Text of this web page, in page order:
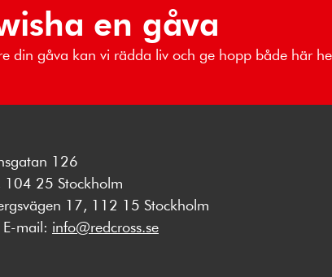
en gåva
din gåva kan vi rädda liv och ge hopp både här
126
104 25 Stockholm
17, 112 15 Stockholm
E-mail: info@redcross.se